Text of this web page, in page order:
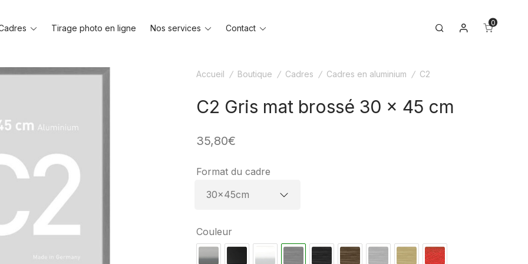
ToggleTirage photo en ligne Nos services
ToggleContact
Toggle
Search Mon compte
0
Accueil / Boutique / Cadres / Cadres en aluminium / C2
C2 Gris mat brossé 30 x 45 cm
35,80€
Format du cadre
Couleur